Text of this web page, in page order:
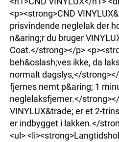
<p><strong>CND
prisvindende neglelak der
n&aring;r du bruger
Coat.</strong></p>
beh&oslash;ves ikke, da
normalt dagslys,</
fjernes nemt p&aring; 1
neglelaksfjerner.</
VINYLUX&trade; er et 2-
er indbygget i lakken.</
<ul>